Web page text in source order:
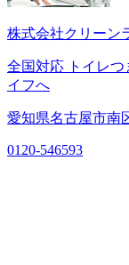
株式会社クリーン
全国対応 トイレ
イフへ
愛知県名古屋市南
0120-546593